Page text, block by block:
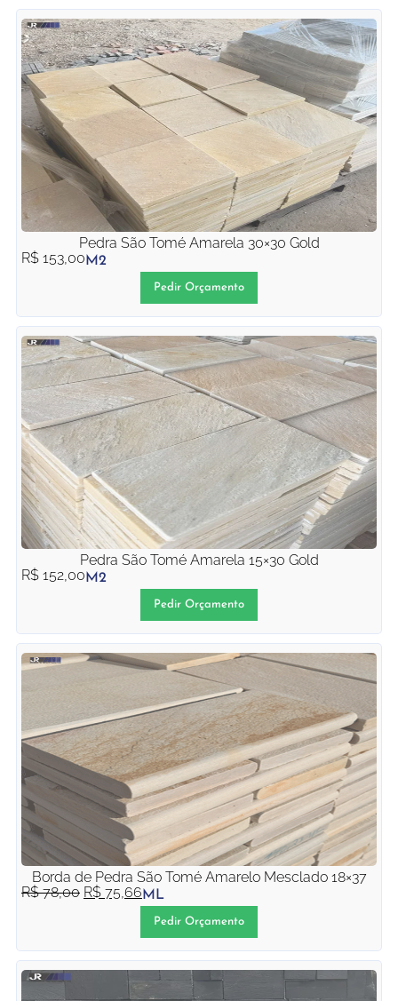
Pedra São Tomé Amarela 30×30 Gold
R$ 153,00M2
Pedir Orçamento
Pedra São Tomé Amarela 15×30 Gold
R$ 152,00M2
Pedir Orçamento
Borda de Pedra São Tomé Amarelo Mesclado 18×37
R$78,00 R$ 75,66ML
Pedir Orçamento